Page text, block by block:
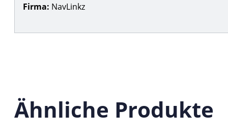
Firma: NavLinkz
Ähnliche Produkte